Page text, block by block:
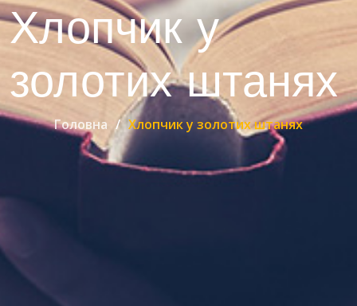
Хлопчик у
золотих штанях
Головна Хлопчик у золотих штанях